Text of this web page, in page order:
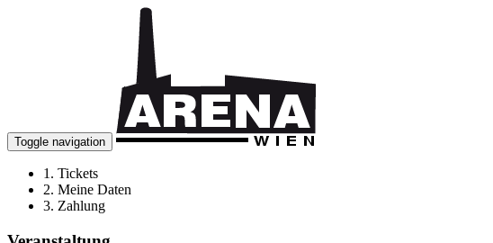
Toggle navigation
1. Tickets
2. Meine Daten
3. Zahlung